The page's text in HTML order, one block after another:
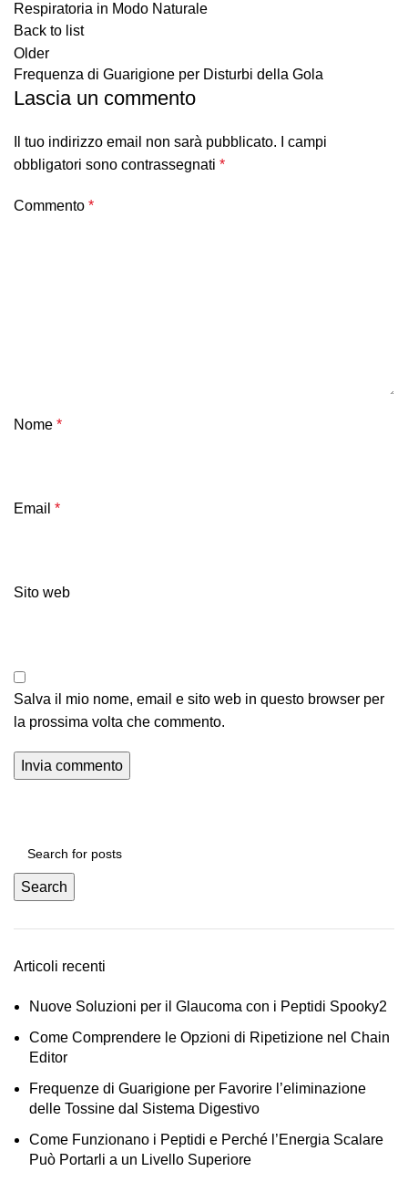
Respiratoria in Modo Naturale
Back to list
Older
Frequenza di Guarigione per Disturbi della Gola
Lascia un commento
Il tuo indirizzo email non sarà pubblicato.
I campi
obbligatori sono contrassegnati *
Commento *
Nome *
Email *
Sito web
Salva il mio nome, email e sito web in questo browser per
la prossima volta che commento.
Search
Articoli recenti
Nuove Soluzioni per il Glaucoma con i Peptidi Spooky2
Come Comprendere le Opzioni di Ripetizione nel Chain
Editor
Frequenze di Guarigione per Favorire l’eliminazione
delle Tossine dal Sistema Digestivo
Come Funzionano i Peptidi e Perché l’Energia Scalare
Può Portarli a un Livello Superiore